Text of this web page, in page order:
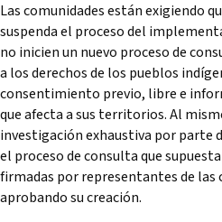
Las comunidades están exigiendo
suspenda el proceso del
no inicien un nuevo proceso de
a los derechos de los pueblos
consentimiento previo, libre e
que afecta a sus territorios. Al
investigación exhaustiva por parte
el proceso de consulta que
firmadas por representantes de las
aprobando su creación.